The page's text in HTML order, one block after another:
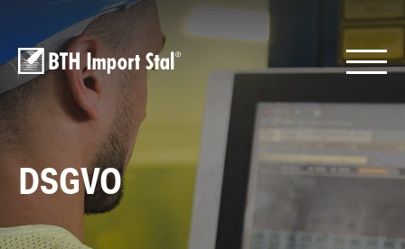
DSGVO